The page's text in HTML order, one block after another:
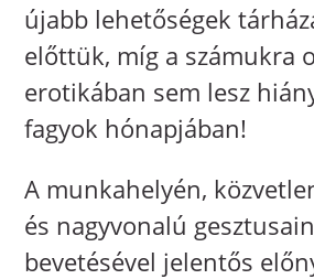
újabb lehetőségek
előttük, míg a számukra
erotikában sem lesz
fagyok hónapjában!
A munkahelyén,
és nagyvonalú
bevetésével jelentős